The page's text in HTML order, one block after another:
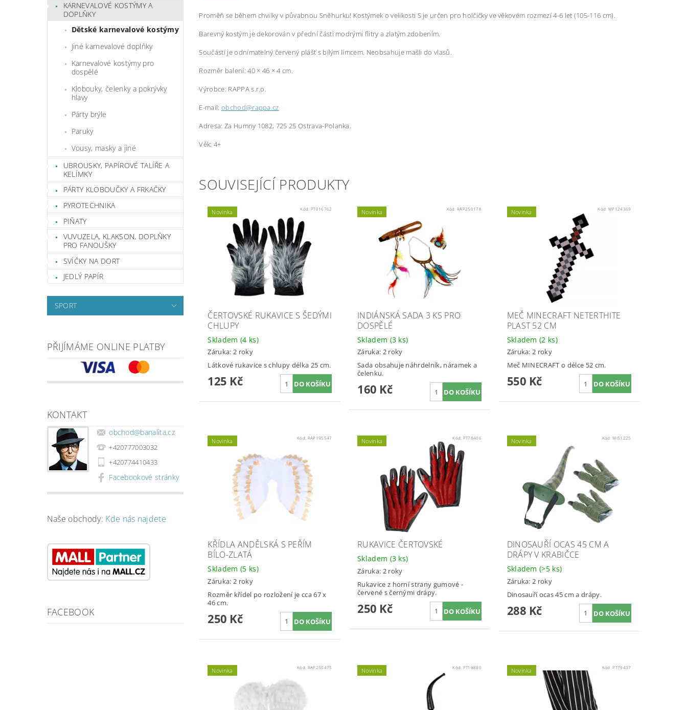
KARNEVALOVÉ KOSTÝMY A
DOPLŇKY
Dětské karnevalové kostýmy
Jiné karnevalové doplňky
Karnevalové kostýmy pro
dospělé
Klobouky, čelenky a pokrývky
hlavy
Párty brýle
Paruky
Vousy, masky a jiné
UBROUSKY, PAPÍROVÉ TALÍŘE A
KELÍMKY
PÁRTY KLOBOUČKY A FRKAČKY
PYROTECHNIKA
PIŇATY
VUVUZELA, KLAKSON, DOPLŇKY
PRO FANOUŠKY
SVÍČKY NA DORT
JEDLÝ PAPÍR
SPORT
PŘIJÍMÁME ONLINE PLATBY
KONTAKT
obchod@banalita.cz
+420777003032
+420774410433
Facebookové stránky
Naše obchody: Kde nás najdete
FACEBOOK
Proměň se během chvilky v půvabnou Sněhurku! Kostýmek o velikosti S je určen pro holčičky ve věkovém rozmezí 4-6 let (105-116 cm).
Barevný kostým je dekorován v přední části modrými flitry a zlatým zdobením.
Součástí je odnímatelný červený plášť s bílým límcem. Neobsahuje mašli do vlasů.
Rozměr balení: 40 × 46 × 4 cm.
Výrobce: RAPPA s.r.o.
E-mail: obchod@rappa.cz
Adresa: Za Humny 1082, 725 25 Ostrava-Polanka.
Věk: 4+
SOUVISEJÍCÍ PRODUKTY
Novinka Kód: PT016762
ČERTOVSKÉ RUKAVICE S ŠEDÝMI
CHLUPY
Skladem (4 ks)
Záruka: 2 roky
Látkové rukavice s chlupy délka 25 cm.
125 Kč
Novinka Kód:RAP250178
INDIÁNSKÁ SADA 3 KS PRO
DOSPĚLÉ
Skladem (3 ks)
Záruka: 2 roky
Sada obsahuje náhrdelník, náramek a
čelenku.
160 Kč
Novinka Kód:MP124369
MEČ MINECRAFT NETERTHITE
PLAST 52 CM
Skladem(2 ks)
Záruka: 2 roky
Meč MINECRAFT o délce 52 cm.
550 Kč
Novinka Kód: RAP195547
KŘÍDLA ANDĚLSKÁ S PEŘÍM
BÍLO-ZLATÁ
Skladem (5 ks)
Záruka: 2 roky
Rozměr křídel po rozložení je cca 67 x
46 cm.
250 Kč
Novinka Kód: PT78406
RUKAVICE ČERTOVSKÉ
Skladem (3 ks)
Záruka: 2 roky
Rukavice z horní strany gumové -
červené s černými drápy.
250 Kč
Novinka Kód:MI51225
DINOSAUŘÍ OCAS 45 CM A
DRÁPY V KRABIČCE
Skladem(>5 ks)
Záruka: 2 roky
Dinosauří ocas 45 cm a drápy.
288 Kč
Novinka Kód: RAP250475 Novinka Kód: PT19880 Novinka Kód:PT79437